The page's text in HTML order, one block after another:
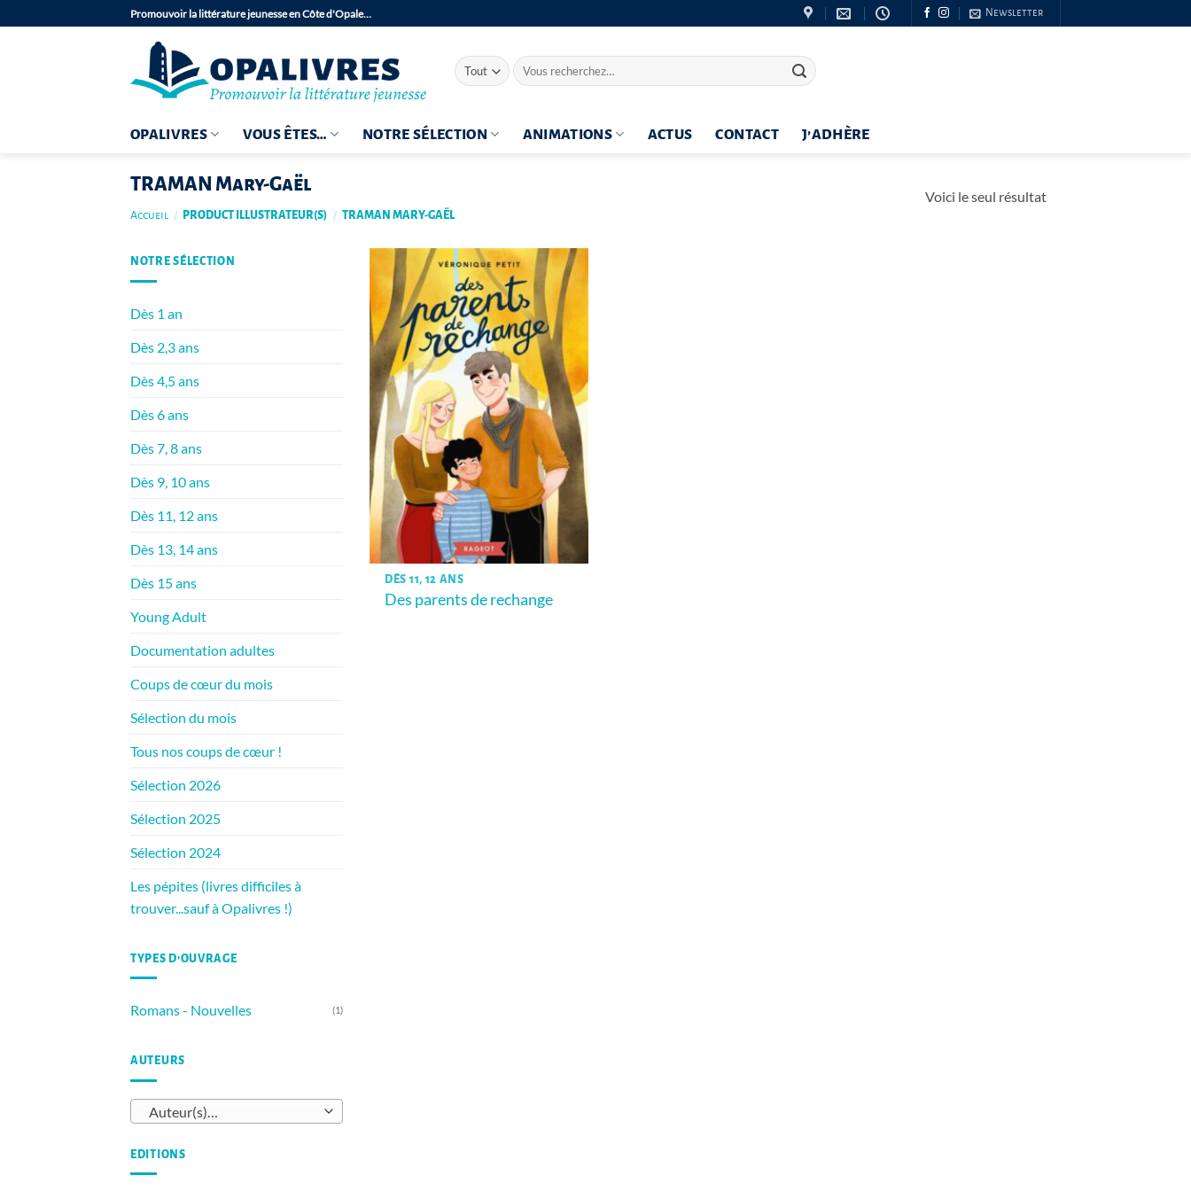
au
Promouvoir la littérature jeunesse en Côte d'Opale… Newsletter
Recherche
pour :
OPALIVRES VOUS ÊTES… NOTRE SÉLECTION ANIMATIONS ACTUS CONTACT J’ADHÈRE
TRAMAN Mary-Gaël
Accueil / PRODUCT ILLUSTRATEUR(S) / TRAMAN MARY-GAËL
Voici le seul résultat
NOTRE SÉLECTION
Dès 1 an
Dès 2,3 ans
Dès 4,5 ans
Dès 6 ans
Dès 7, 8 ans
Dès 9, 10 ans
Dès 11, 12 ans
Dès 13, 14 ans
Dès 15 ans
Young Adult
Documentation adultes
Coups de cœur du mois
Sélection du mois
Tous nos coups de cœur !
Sélection 2026
Sélection 2025
Sélection 2024
Les pépites (livres difficiles à
trouver...sauf à Opalivres !)
TYPES D’OUVRAGE
Romans - Nouvelles (1)
AUTEURS
Auteur(s)…
EDITIONS
DÈS 11, 12 ANS
Des parents de rechange